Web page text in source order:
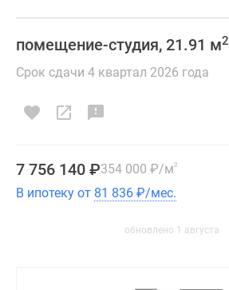
помещение-студия, 21.91 м2
Срок сдачи 4 квартал 2026 года
7 756 140 ₽354 000 ₽/м2
В ипотеку от 81 836 ₽/мес.
обновлено 1 августа